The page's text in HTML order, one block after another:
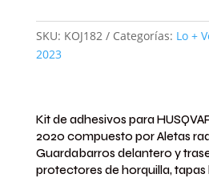
SKU: KOJ182 Categorías: Lo +
2023
Kit de adhesivos para
2020 compuesto por Aletas
Guardabarros delantero y
protectores de horquilla, tapas